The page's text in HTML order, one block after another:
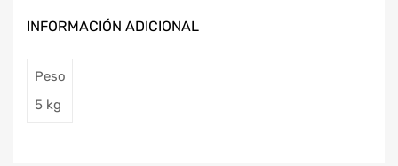
INFORMACIÓN ADICIONAL
Peso
5 kg